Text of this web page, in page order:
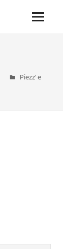
Menu
Piezz' e